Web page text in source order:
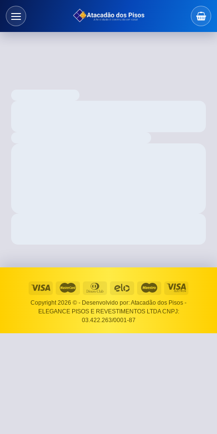
Copyright 2026 © - Desenvolvido por: Atacadão dos Pisos -
ELEGANCE PISOS E REVESTIMENTOS LTDA CNPJ:
03.422.263/0001-87